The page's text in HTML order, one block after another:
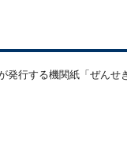
発行する機関紙「ぜんせ